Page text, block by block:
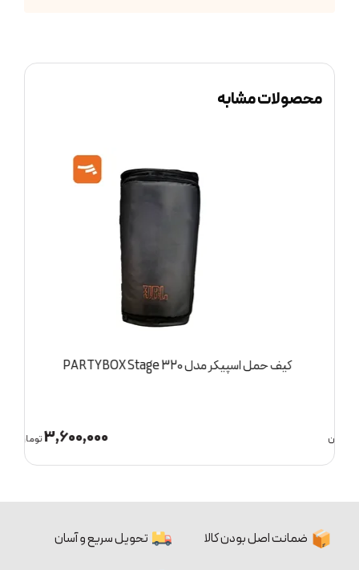
محصولات مشابه
کیف حمل اسپیکر مدل PARTYBOX Stage 320
3,600,000تومان
ضمانت اصل بودن کالا تحویل سریع و آسان